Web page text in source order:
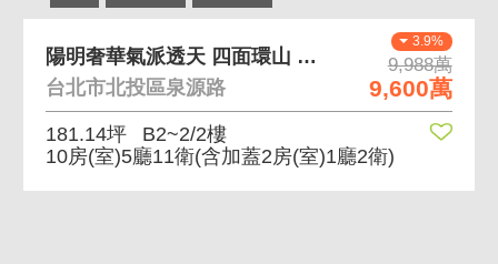
3.9%
9,988萬
9,600萬
陽明奢華氣派透天 四面環山 北市250坪稀有透天
台北市北投區泉源路
181.14坪
B2~2/2樓
10房(室)5廳11衛(含加蓋2房(室)1廳2衛)